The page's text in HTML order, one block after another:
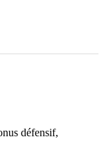
défensif,